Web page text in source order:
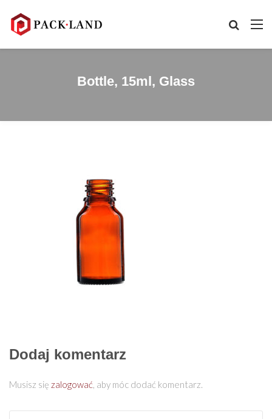
Bottle, 15ml, Glass
Dodaj komentarz
Musisz się zalogować, aby móc dodać komentarz.